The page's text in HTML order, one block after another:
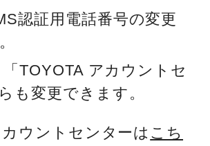
認証用電話番号の変更
TOYOTA アカウントセ
も変更できます。
ウントセンターは こち